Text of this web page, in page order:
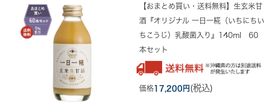
【おまとめ買い・送料無料】生玄米甘
酒『オリジナル 一日一糀（いちにちい
ちこうじ）乳酸菌入り』140ml 60
本セット
価格17,200円 (税込)